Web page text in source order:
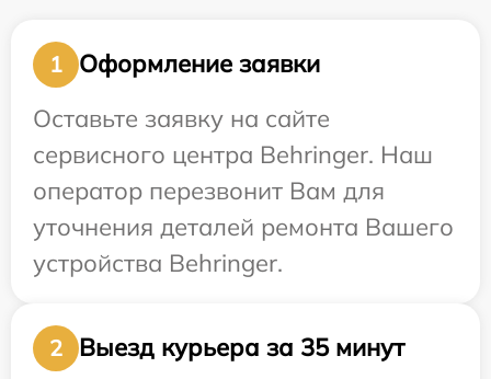
1
Оформление заявки
Оставьте заявку на сайте
сервисного центра Behringer. Наш
оператор перезвонит Вам для
уточнения деталей ремонта Вашего
устройства Behringer.
2 Выезд курьера за 35 минут